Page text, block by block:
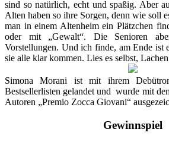
sind so natürlich, echt und spaßig. Aber
Alten haben so ihre Sorgen, denn wie soll
man in einem Altenheim ein Plätzchen
oder mit „Gewalt“. Die Senioren
Vorstellungen. Und ich finde, am Ende ist
sie alle klar kommen. Lies es selbst,
Simona Morani ist mit ihrem
Bestsellerlisten gelandet und wurde mit
Autoren „Premio Zocca Giovani“
Gewinnspiel